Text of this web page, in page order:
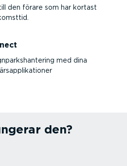
den förare som har kortast
med dina
den?